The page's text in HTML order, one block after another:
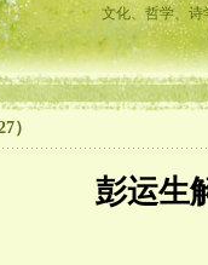
文化、哲学、诗
）
彭运生